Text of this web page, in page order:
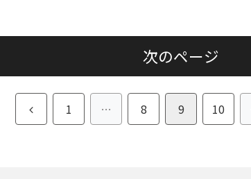
次のページ
前
1 … 8 9 10